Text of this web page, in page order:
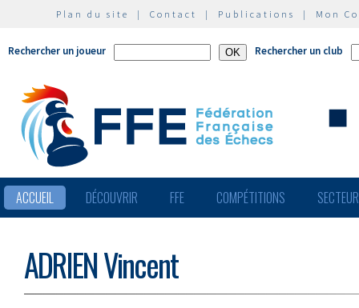
Plan du site | Contact | Publications | Mon
Rechercher un joueur Rechercher un club
ACCUEIL DÉCOUVRIR FFE COMPÉTITIONS
ADRIEN Vincent